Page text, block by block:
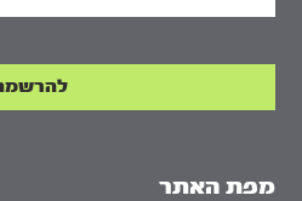
מפת האתר